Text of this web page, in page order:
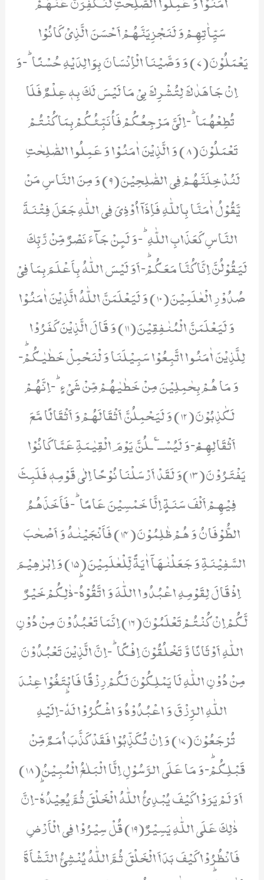
سَیِّاٰتِهِمْ وَ لَنَجْزِیَنَّهُمْ اَحْسَنَ الَّذِیْ كَانُوْا
یَعْمَلُوْنَ(7) وَ وَصَّیْنَا الْاِنْسَانَ بِوَالِدَیْهِ حُسْنًاؕ-وَ
اِنْ جَاهَدٰكَ لِتُشْرِكَ بِیْ مَا لَیْسَ لَكَ بِهٖ عِلْمٌ فَلَا
تُطِعْهُمَاؕ-اِلَیَّ مَرْجِعُكُمْ فَاُنَبِّئُكُمْ بِمَا كُنْتُمْ
تَعْمَلُوْنَ(8) وَ الَّذِیْنَ اٰمَنُوْا وَ عَمِلُوا الصّٰلِحٰتِ
لَنُدْخِلَنَّهُمْ فِی الصّٰلِحِیْنَ(9) وَ مِنَ النَّاسِ مَنْ
یَّقُوْلُ اٰمَنَّا بِاللّٰهِ فَاِذَاۤ اُوْذِیَ فِی اللّٰهِ جَعَلَ فِتْنَةَ
النَّاسِ كَعَذَابِ اللّٰهِؕ-وَ لَىٕنْ جَآءَ نَصْرٌ مِّنْ رَّبِّكَ
لَیَقُوْلُنَّ اِنَّا كُنَّا مَعَكُمْؕ-اَوَ لَیْسَ اللّٰهُ بِاَعْلَمَ بِمَا فِیْ
صُدُوْرِ الْعٰلَمِیْنَ(10) وَ لَیَعْلَمَنَّ اللّٰهُ الَّذِیْنَ اٰمَنُوْا
وَ لَیَعْلَمَنَّ الْمُنٰفِقِیْنَ(11) وَ قَالَ الَّذِیْنَ كَفَرُوْا
لِلَّذِیْنَ اٰمَنُوا اتَّبِعُوْا سَبِیْلَنَا وَ لْنَحْمِلْ خَطٰیٰكُمْؕ-
وَ مَا هُمْ بِحٰمِلِیْنَ مِنْ خَطٰیٰهُمْ مِّنْ شَیْءٍؕ-اِنَّهُمْ
لَكٰذِبُوْنَ(12) وَ لَیَحْمِلُنَّ اَثْقَالَهُمْ وَ اَثْقَالًا مَّعَ
اَثْقَالِهِمْ٘-وَ لَیُسْــٴَـلُنَّ یَوْمَ الْقِیٰمَةِ عَمَّا كَانُوْا
یَفْتَرُوْنَ(13)وَ لَقَدْ اَرْسَلْنَا نُوْحًا اِلٰى قَوْمِهٖ فَلَبِثَ
فِیْهِمْ اَلْفَ سَنَةٍ اِلَّا خَمْسِیْنَ عَامًاؕ-فَاَخَذَهُمُ
الطُّوْفَانُ وَ هُمْ ظٰلِمُوْنَ(14) فَاَنْجَیْنٰهُ وَ اَصْحٰبَ
السَّفِیْنَةِ وَ جَعَلْنٰهَاۤ اٰیَةً لِّلْعٰلَمِیْنَ(15) وَ اِبْرٰهِیْمَ
اِذْ قَالَ لِقَوْمِهِ اعْبُدُوا اللّٰهَ وَ اتَّقُوْهُؕ-ذٰلِكُمْ خَیْرٌ
لَّكُمْ اِنْ كُنْتُمْ تَعْلَمُوْنَ(16) اِنَّمَا تَعْبُدُوْنَ مِنْ دُوْنِ
اللّٰهِ اَوْثَانًا وَّ تَخْلُقُوْنَ اِفْكًاؕ-اِنَّ الَّذِیْنَ تَعْبُدُوْنَ
مِنْ دُوْنِ اللّٰهِ لَا یَمْلِكُوْنَ لَكُمْ رِزْقًا فَابْتَغُوْا عِنْدَ
اللّٰهِ الرِّزْقَ وَ اعْبُدُوْهُ وَ اشْكُرُوْا لَهٗؕ-اِلَیْهِ
تُرْجَعُوْنَ(17) وَ اِنْ تُكَذِّبُوْا فَقَدْ كَذَّبَ اُمَمٌ مِّنْ
قَبْلِكُمْؕ-وَ مَا عَلَى الرَّسُوْلِ اِلَّا الْبَلٰغُ الْمُبِیْنُ(18)
اَوَ لَمْ یَرَوْا كَیْفَ یُبْدِئُ اللّٰهُ الْخَلْقَ ثُمَّ یُعِیْدُهٗؕ-اِنَّ
ذٰلِكَ عَلَى اللّٰهِ یَسِیْرٌ(19) قُلْ سِیْرُوْا فِی الْاَرْضِ
فَانْظُرُوْا كَیْفَ بَدَاَ الْخَلْقَ ثُمَّ اللّٰهُ یُنْشِئُ النَّشْاَةَ